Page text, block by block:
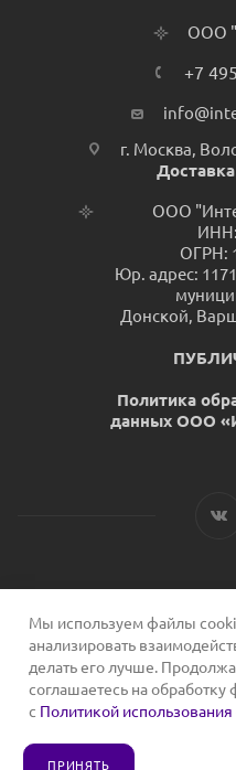
ООО
+7
г. Москва,
ООО
ИНН:
ОГРН:
Юр. адрес:
Донской,
Политика
данных ООО
2026 © Сервис
Мы используем файлы
анализировать
делать его лучше.
соглашаетесь на обработку
с Политикой
ПРИНЯТЬ